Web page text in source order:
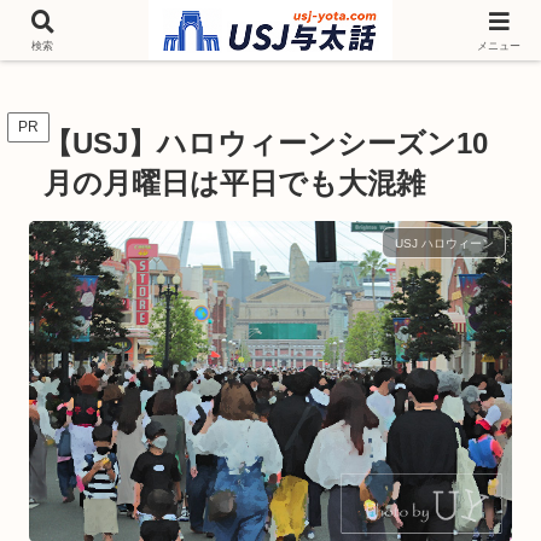
チケットやシーズンイベント ニンテンドーワールド アトラクションなどユニ
バを歩いて情報収集しています
PR 【USJ】ハロウィーンシーズン10
月の月曜日は平日でも大混雑
USJ ハロウィーン
検索 メニュー